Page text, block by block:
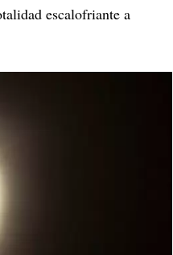
escalofriante a